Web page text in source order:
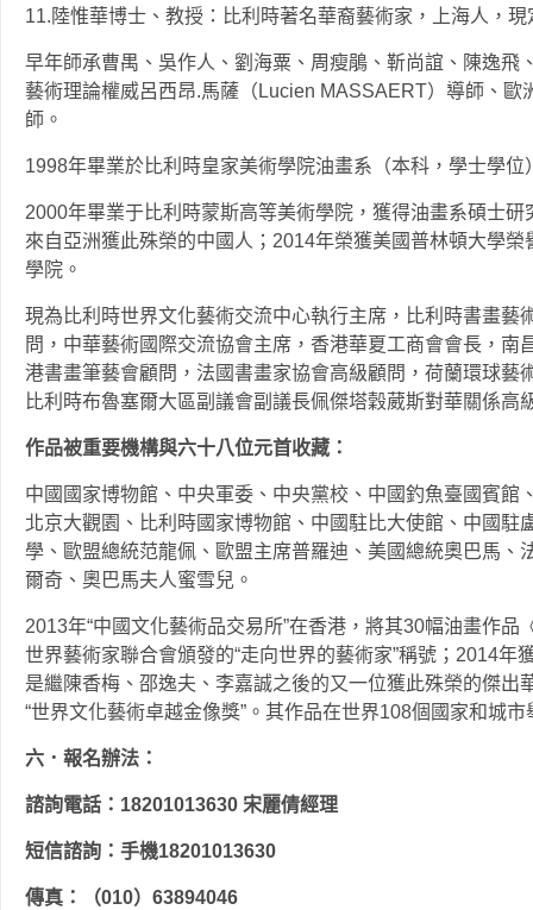
11.陸惟華博士、教授：比利時著名華裔藝術家，上海人
早年師承曹禺、吳作人、劉海粟、周瘦鵑、靳尚誼、陳逸飛
藝術理論權威呂西昂.馬薩（Lucien MASSAERT）導師、
師。
1998年畢業於比利時皇家美術學院油畫系（本科，學士
2000年畢業于比利時蒙斯高等美術學院，獲得油畫系碩士
來自亞洲獲此殊榮的中國人；2014年榮獲美國普林頓大學
學院。
現為比利時世界文化藝術交流中心執行主席，比利時書畫藝
問，中華藝術國際交流協會主席，香港華夏工商會會長，
港書畫筆藝會顧問，法國書畫家協會高級顧問，荷蘭環球藝
比利時布魯塞爾大區副議會副議長佩傑塔穀葳斯對華關
作品被重要機構與六十八位元首收藏：
中國國家博物館、中央軍委、中央黨校、中國釣魚臺國賓館
北京大觀園、比利時國家博物館、中國駐比大使館、中國駐
學、歐盟總統范龍佩、歐盟主席普羅迪、美國總統奧巴馬、
爾奇、奧巴馬夫人蜜雪兒。
2013年“中國文化藝術品交易所”在香港，將其30幅油畫作
世界藝術家聯合會頒發的“走向世界的藝術家”稱號；2014年
是繼陳香梅、邵逸夫、李嘉誠之後的又一位獲此殊榮的傑出
“世界文化藝術卓越金像獎”。其作品在世界108個國家和城
六．報名辦法：
諮詢電話：18201013630 宋麗倩經理
短信諮詢：手機18201013630
傳真：（010）63894046